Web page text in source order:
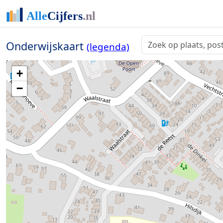
Onderwijskaart (legenda)
+
−